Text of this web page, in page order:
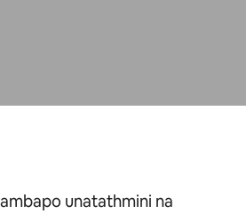
unatathmini na